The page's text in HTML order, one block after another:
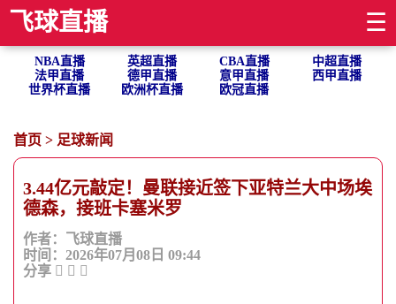
飞球直播 ☰
NBA直播 英超直播 CBA直播
中超直播
法甲直播
德甲直播 意甲直播
西甲直播
世界杯直播
欧洲杯直播 欧冠直播
首页 > 足球新闻
3.44亿元敲定！曼联接近签下亚特兰大中场埃
德森，接班卡塞米罗
作者：飞球直播
时间：2026年07月08日 09:44
分享